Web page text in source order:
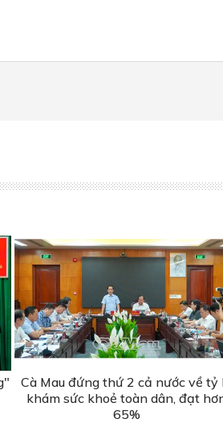
Cà Mau đứng thứ 2 cả nước về tỷ
khám sức khoẻ toàn dân, đạt
65%